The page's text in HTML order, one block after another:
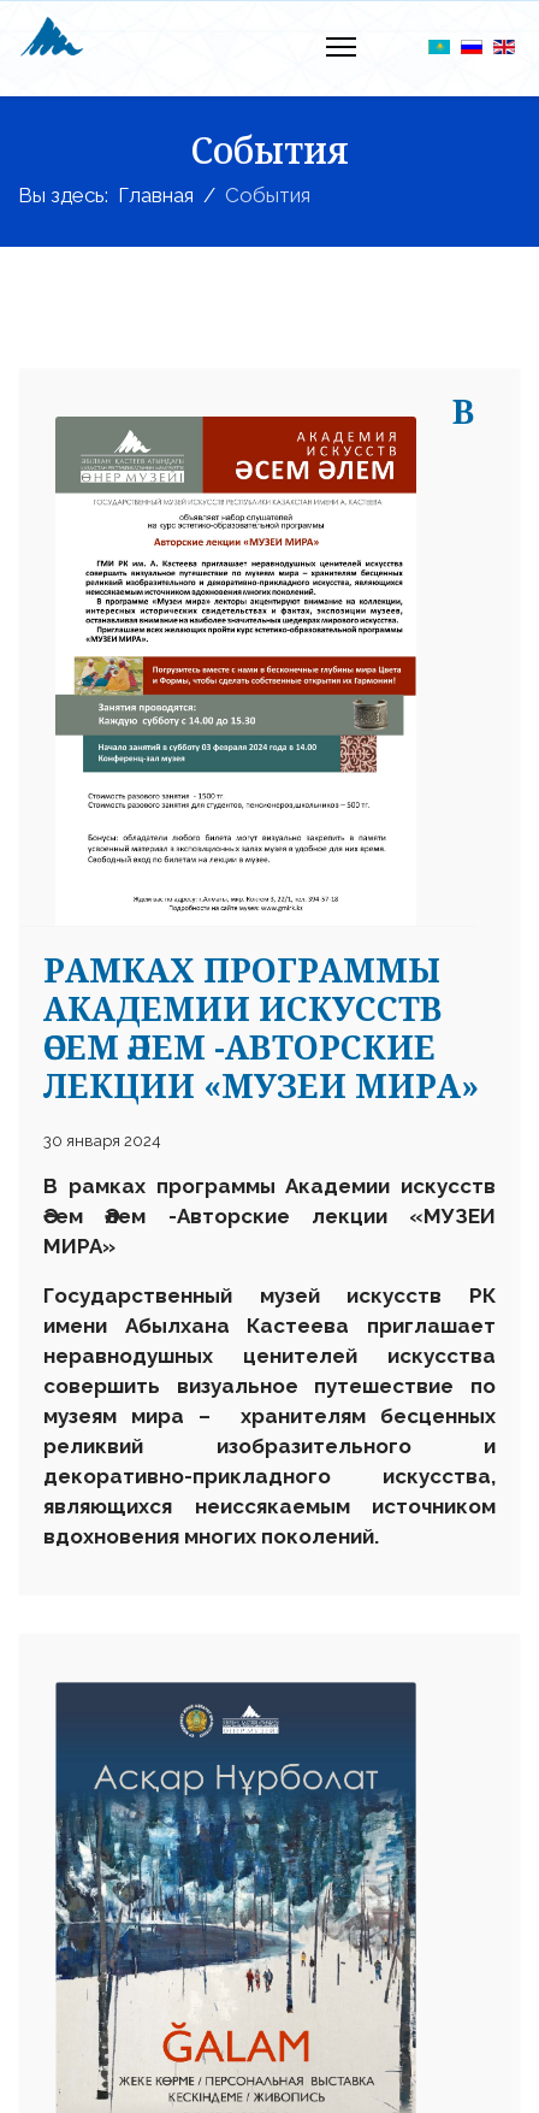
События
Вы здесь: Главная События
В
РАМКАХ ПРОГРАММЫ
АКАДЕМИИ ИСКУССТВ
ӘСЕМ ӘЛЕМ -АВТОРСКИЕ
ЛЕКЦИИ «МУЗЕИ МИРА»
30 января 2024
В рамках программы Академии искусств
Әсем Әлем -Авторские лекции «МУЗЕИ
МИРА»
Государственный музей искусств РК
имени Абылхана Кастеева приглашает
неравнодушных ценителей искусства
совершить визуальное путешествие по
музеям мира – хранителям бесценных
реликвий изобразительного и
декоративно-прикладного искусства,
являющихся неиссякаемым источником
вдохновения многих поколений.